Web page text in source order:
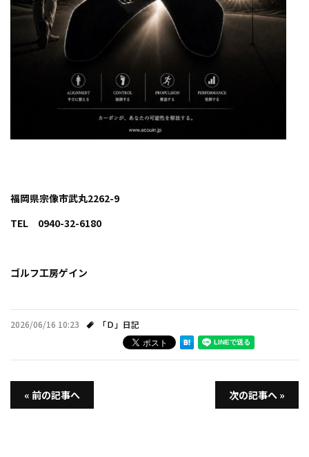
福岡県宗像市武丸2262-9
TEL 0940-32-6180
ゴルフ工房ゲイン
2026/06/16 10:23 「Ｄ」日記
« 前の記事へ 次の記事へ »